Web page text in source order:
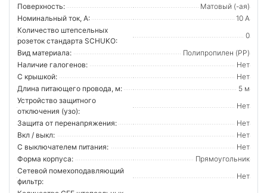
Поверхность:
Матовый (-ая)
Номинальный ток, А:
10 А
Количество штепсельных
розеток стандарта SCHUKO:
0
Вид материала:
Полипропилен (PP)
Наличие галогенов:
Нет
С крышкой:
Нет
Длина питающего провода, м:
5 м
Устройство защитного
отключения (узо):
Нет
Защита от перенапряжения:
Нет
Вкл / выкл:
Нет
С выключателем питания:
Нет
Форма корпуса:
Прямоугольник
Сетевой помехоподавляющий
фильтр:
Нет